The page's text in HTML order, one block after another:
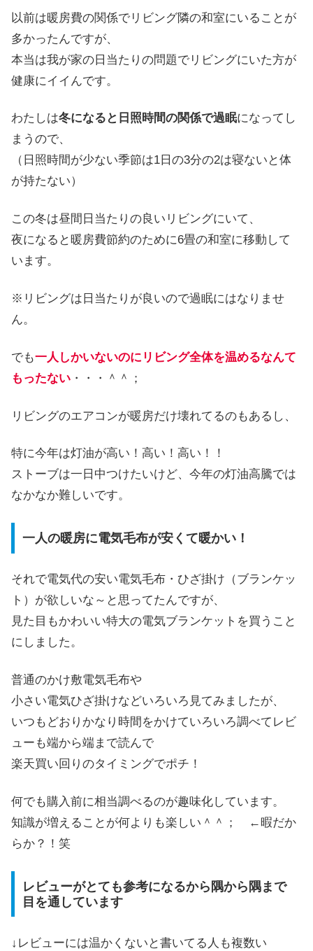
以前は暖房費の関係でリビング隣の和室にいることが
多かったんですが、
本当は我が家の日当たりの問題でリビングにいた方が
健康にイイんです。
わたしは冬になると日照時間の関係で過眠になってし
まうので、
（日照時間が少ない季節は1日の3分の2は寝ないと体
が持たない）
この冬は昼間日当たりの良いリビングにいて、
夜になると暖房費節約のために6畳の和室に移動して
います。
※リビングは日当たりが良いので過眠にはなりませ
ん。
でも一人しかいないのにリビング全体を温めるなんて
もったない ・・・＾＾；
リビングのエアコンが暖房だけ壊れてるのもあるし、
特に今年は灯油が高い！高い！高い！！
ストーブは一日中つけたいけど、今年の灯油高騰では
なかなか難しいです。
一人の暖房に電気毛布が安くて暖かい！
それで電気代の安い電気毛布・ひざ掛け（ブランケッ
ト）が欲しいな～と思ってたんですが、
見た目もかわいい特大の電気ブランケットを買うこと
にしました。
普通のかけ敷電気毛布や
小さい電気ひざ掛けなどいろいろ見てみましたが、
いつもどおりかなり時間をかけていろいろ調べてレビ
ューも端から端まで読んで
楽天買い回りのタイミングでポチ！
何でも購入前に相当調べるのが趣味化しています。
知識が増えることが何よりも楽しい＾＾； ←暇だか
らか？！笑
レビューがとても参考になるから隅から隅まで
目を通しています
↓レビューには温かくないと書いてる人も複数い